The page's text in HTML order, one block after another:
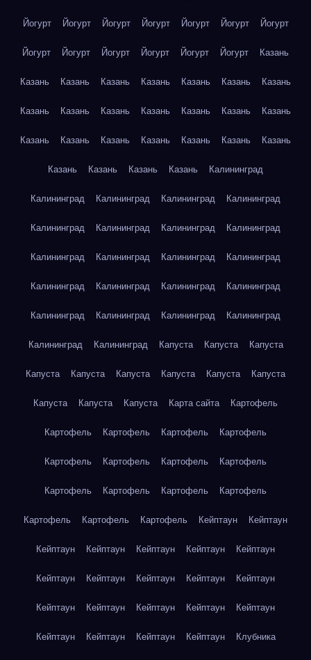
Йогурт Йогурт Йогурт Йогурт Йогурт Йогурт Йогурт
Йогурт Йогурт Йогурт Йогурт Йогурт Йогурт Казань
Казань Казань Казань Казань Казань Казань Казань
Казань Казань Казань Казань Казань Казань Казань
Казань Казань Казань Казань Казань Казань Казань
Казань Казань Казань Казань Калининград
Калининград Калининград Калининград Калининград
Калининград Калининград Калининград Калининград
Калининград Калининград Калининград Калининград
Калининград Калининград Калининград Калининград
Калининград Калининград Калининград Калининград
Калининград Калининград Капуста Капуста Капуста
Капуста Капуста Капуста Капуста Капуста Капуста
Капуста Капуста Капуста Карта сайта Картофель
Картофель Картофель Картофель Картофель
Картофель Картофель Картофель Картофель
Картофель Картофель Картофель Картофель
Картофель Картофель Картофель Кейптаун Кейптаун
Кейптаун Кейптаун Кейптаун Кейптаун Кейптаун
Кейптаун Кейптаун Кейптаун Кейптаун Кейптаун
Кейптаун Кейптаун Кейптаун Кейптаун Кейптаун
Кейптаун Кейптаун Кейптаун Кейптаун Клубника